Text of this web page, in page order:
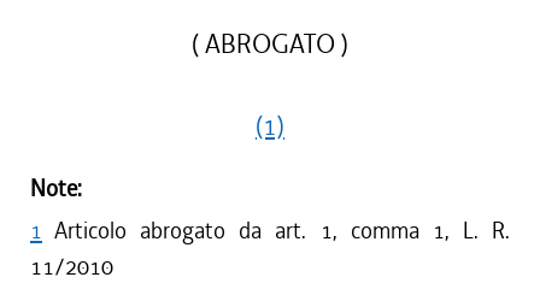
( ABROGATO )
(1)
Note:
1 Articolo abrogato da art. 1, comma 1, L. R.
11/2010